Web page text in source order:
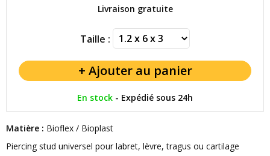
Livraison gratuite
Taille :
En stock - Expédié sous 24h
Matière : Bioflex / Bioplast
Piercing stud universel pour labret, lèvre, tragus ou cartilage